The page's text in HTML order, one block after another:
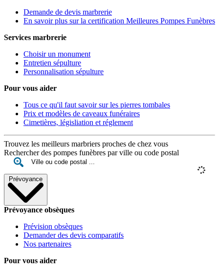
Demande de devis marbrerie
En savoir plus sur la certification Meilleures Pompes Funèbres
Services marbrerie
Choisir un monument
Entretien sépulture
Personnalisation sépulture
Pour vous aider
Tous ce qu'il faut savoir sur les pierres tombales
Prix et modèles de caveaux funéraires
Cimetières, législiation et réglement
Trouvez les meilleurs marbriers proches de chez vous
Rechercher des pompes funèbres par ville ou code postal
Prévoyance
Prévoyance obsèques
Prévision obsèques
Demander des devis comparatifs
Nos partenaires
Pour vous aider